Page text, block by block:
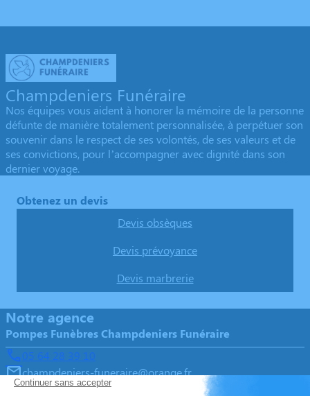
Champdeniers Funéraire
Nos équipes vous aident à honorer la mémoire de la personne
défunte de manière totalement personnalisée, à perpétuer son
souvenir dans le respect de ses volontés, de ses valeurs et de
ses convictions, pour l’accompagner avec dignité dans son
dernier voyage.
Obtenez un devis
Devis obsèques
Devis prévoyance
Devis marbrerie
Notre agence
Pompes Funèbres Champdeniers Funéraire
05 64 28 39 10
champdeniers-funeraire@orange.fr
10 Place du Château d'Eau - 79220 - Champdeniers-Saint-